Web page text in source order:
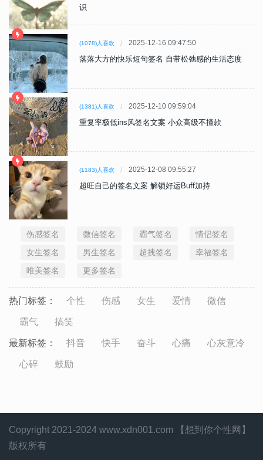
识
(1078)人喜欢 2025-12-16 09:47:50
落落大方的快乐短句签名 自带松弛感的生活态度
(1381)人喜欢 2025-12-10 09:59:04
重复率极低ins风签名文案 小众高级不撞款
(1183)人喜欢 2025-12-08 09:55:27
超旺自己的签名文案 解锁好运Buff加持
伤感签名 微信签名 霸气签名
情侣签名
女生签名
男生签名 超拽签名
幸福签名
唯美签名
更多签名
热门标签： 个性 伤感 女生 爱情 微信
霸气 搞笑
最新标签： 抖音 快手 奋斗 心痛 心灰意冷
心碎 鼓励
Copyright 2021-2024 www.xdn001.com 【想到你个性网】
版权所有